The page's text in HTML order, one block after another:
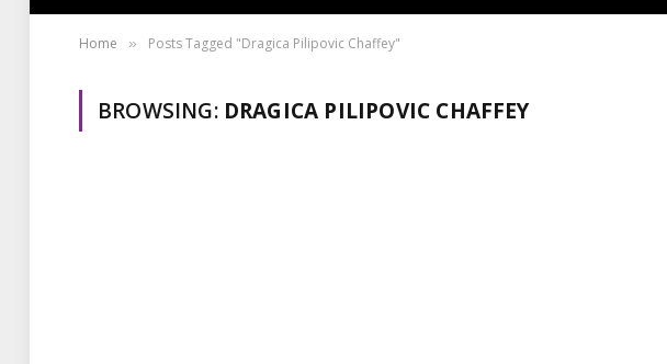
Home » Posts Tagged "Dragica Pilipovic Chaffey"
BROWSING: DRAGICA PILIPOVIC CHAFFEY